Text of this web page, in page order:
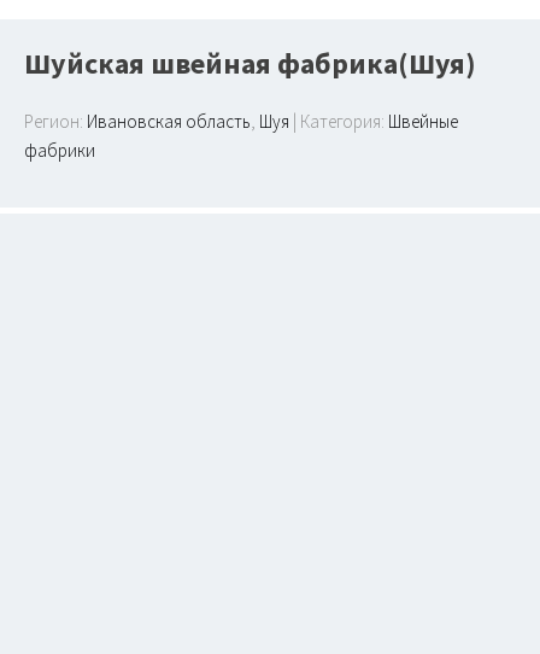
Шуйская швейная фабрика(Шуя)
Регион: Ивановская область, Шуя | Категория: Швейные
фабрики